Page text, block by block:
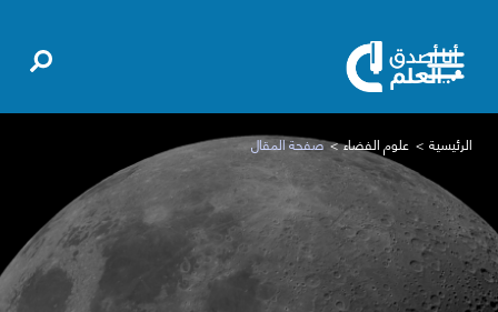
الرئيسية علوم الفضاء صفحة المقال